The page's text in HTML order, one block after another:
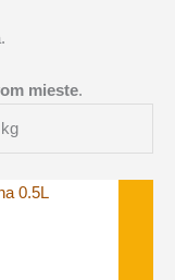
mieste.